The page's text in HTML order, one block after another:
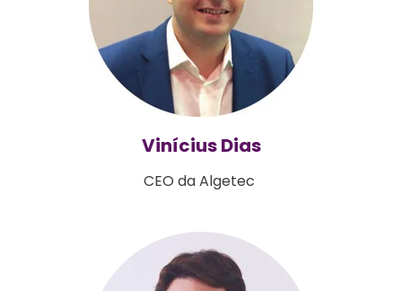
Vinícius Dias
CEO da Algetec